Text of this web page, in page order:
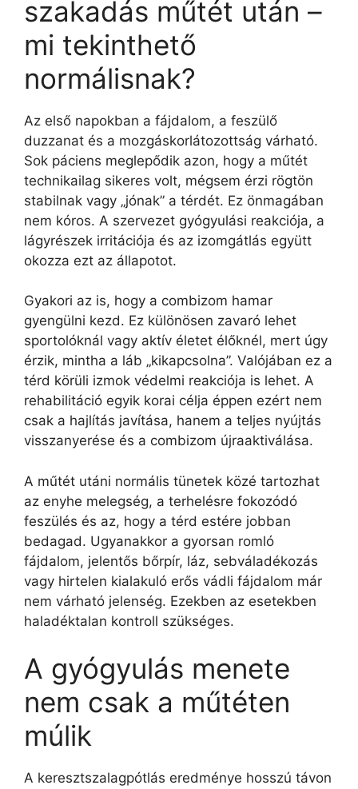
szakadás műtét után –
mi tekinthető
normálisnak?
Az első napokban a fájdalom, a feszülő
duzzanat és a mozgáskorlátozottság várható.
Sok páciens meglepődik azon, hogy a műtét
technikailag sikeres volt, mégsem érzi rögtön
stabilnak vagy „jónak” a térdét. Ez önmagában
nem kóros. A szervezet gyógyulási reakciója, a
lágyrészek irritációja és az izomgátlás együtt
okozza ezt az állapotot.
Gyakori az is, hogy a combizom hamar
gyengülni kezd. Ez különösen zavaró lehet
sportolóknál vagy aktív életet élőknél, mert úgy
érzik, mintha a láb „kikapcsolna”. Valójában ez a
térd körüli izmok védelmi reakciója is lehet. A
rehabilitáció egyik korai célja éppen ezért nem
csak a hajlítás javítása, hanem a teljes nyújtás
visszanyerése és a combizom újraaktiválása.
A műtét utáni normális tünetek közé tartozhat
az enyhe melegség, a terhelésre fokozódó
feszülés és az, hogy a térd estére jobban
bedagad. Ugyanakkor a gyorsan romló
fájdalom, jelentős bőrpír, láz, sebváladékozás
vagy hirtelen kialakuló erős vádli fájdalom már
nem várható jelenség. Ezekben az esetekben
haladéktalan kontroll szükséges.
A gyógyulás menete
nem csak a műtéten
múlik
A keresztszalagpótlás eredménye hosszú távon